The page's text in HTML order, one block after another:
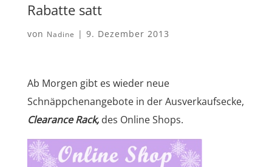
Rabatte satt
von Nadine | 9. Dezember 2013
Ab Morgen gibt es wieder neue
Schnäppchenangebote in der Ausverkaufsecke,
Clearance Rack,des Online Shops.